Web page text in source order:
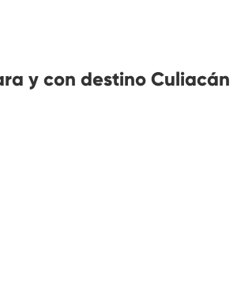
y con destino Culiacán